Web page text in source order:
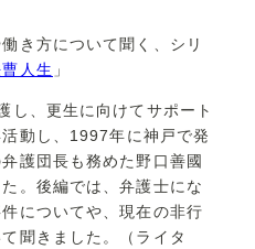
き方について聞く、シリ
人生 」
し、更生に向けてサポート
動し、1997年に神戸で発
護団長も務めた野口善國
。後編では、弁護士にな
についてや、現在の非行
聞きました。（ライタ